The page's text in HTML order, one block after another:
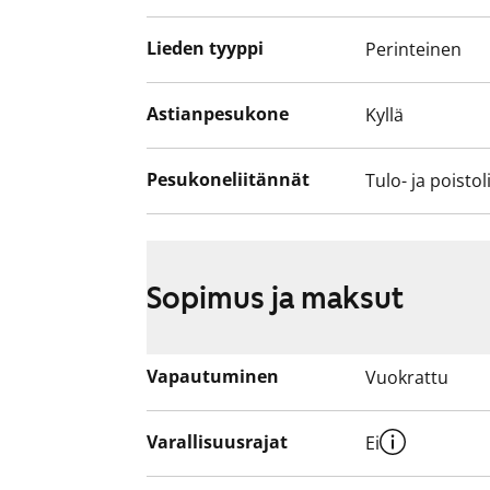
Lieden tyyppi Perinteinen
Astianpesukone Kyllä
Pesukoneliitännät Tulo- ja
Sopimus ja maksut
Vapautuminen Vuokrattu
Varallisuusrajat Ei